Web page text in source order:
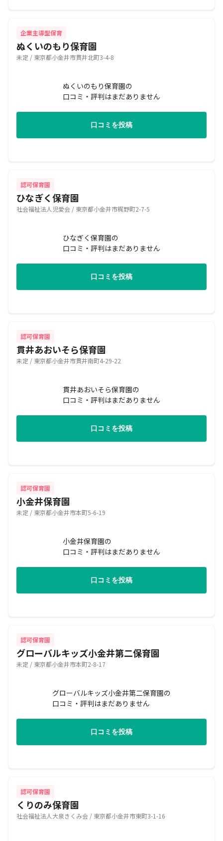
企業主導型保育
ぬくいのもり保育園
未定 / 東京都小金井市貫井北町3-4-8
ぬくいのもり保育園の
口コミ・評判はまだありません
口コミを投稿
認可保育園
ひなぎく保育園
社会福祉法人児愛会 / 東京都小金井市梶野町2-7-5
ひなぎく保育園の
口コミ・評判はまだありません
口コミを投稿
認可保育園
貫井あおいそら保育園
未定 / 東京都小金井市貫井南町4-29-22
貫井あおいそら保育園の
口コミ・評判はまだありません
口コミを投稿
認可保育園
小金井保育園
未定 / 東京都小金井市本町5-6-19
小金井保育園の
口コミ・評判はまだありません
口コミを投稿
認可保育園
グローバルキッズ小金井第二保育園
未定 / 東京都小金井市本町2-8-17
グローバルキッズ小金井第二保育園の
口コミ・評判はまだありません
口コミを投稿
認可保育園
くりのみ保育園
社会福祉法人大泉きくみ会 / 東京都小金井市東町3-1-16